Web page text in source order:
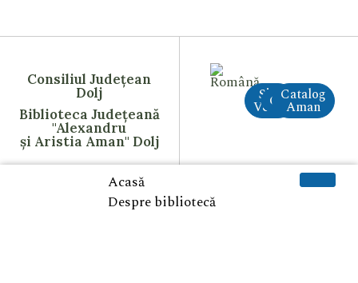
Consiliul Județean
Dolj
Biblioteca Județeană
"Alexandru
și Aristia Aman" Dolj
Site
VechiCreAI
Catalog
Aman
Acasă
Despre bibliotecă